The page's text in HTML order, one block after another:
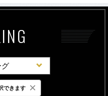
週間
できます ×